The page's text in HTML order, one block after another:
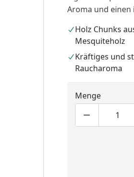
Aroma und einen
Holz Chunks
Mesquiteholz
Kräftiges und
Raucharoma
Menge